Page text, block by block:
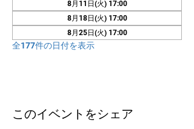
8月11日(火) 17:00
8月18日(火) 17:00
8月25日(火) 17:00
全177件の日付を表示
このイベントをシェア